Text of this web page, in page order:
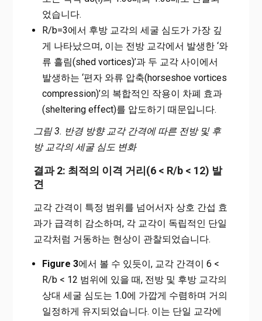
었습니다.
R/b=3에서 후방 교각의 세굴 심도가 가장 깊
게 나타났으며, 이는 전방 교각에서 발생한 ‘와
류 흘림(shed vortices)’과 두 교각 사이에서
발생하는 ‘편자 와류 압축(horseshoe vortices
compression)’의 복합적인 작용이 차폐 효과
(sheltering effect)를 압도하기 때문입니다.
그림 3. 반경 방향 교각 간격에 따른 전방 및 후
방 교각의 세굴 심도 변화
결과 2: 최적의 이격 거리(6 < R/b < 12) 발
견
교각 간격이 특정 범위를 넘어서자 상호 간섭 효
과가 급격히 감소하며, 각 교각이 독립적인 단일
교각처럼 거동하는 현상이 관찰되었습니다.
Figure 3에서 볼 수 있듯이, 교각 간격이 6 <
R/b < 12 범위에 있을 때, 전방 및 후방 교각의
상대 세굴 심도는 1.0에 가깝게 수렴하며 거의
일정하게 유지되었습니다. 이는 단일 교각에